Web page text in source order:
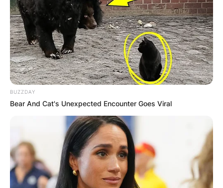
BUZZDAY
Bear And Cat's Unexpected Encounter Goes Viral